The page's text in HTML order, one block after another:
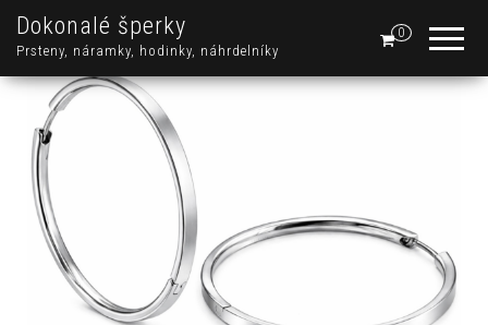
Dokonalé šperky
Prsteny, náramky, hodinky, náhrdelníky
0